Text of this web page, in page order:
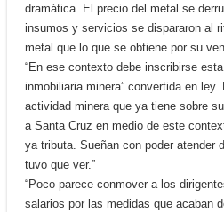
dramática. El precio del metal se
insumos y servicios se dispararon al
metal que lo que se obtiene por su
“En ese contexto debe inscribirse
inmobiliaria minera” convertida en
actividad minera que ya tiene sobre
a Santa Cruz en medio de este
ya tributa. Sueñan con poder atender
tuvo que ver.”
“Poco parece conmover a los
salarios por las medidas que acaban